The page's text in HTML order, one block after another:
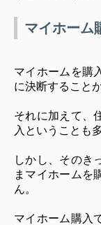
マイホーム
マイホームを購
に決断すること
それに加えて、
入ということも
しかし、そのき
まマイホームを
ん。
マイホーム購入